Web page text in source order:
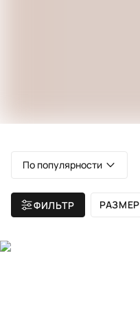
По популярности
ФИЛЬТР РАЗМЕР